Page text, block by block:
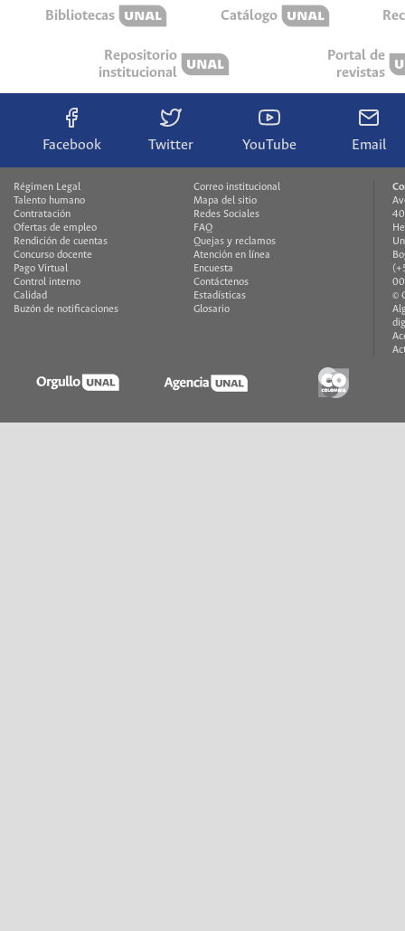
Bibliotecas Catálogo
Repositorio
institucional
Portal de
revistas
Facebook Twitter YouTube Email
Régimen Legal
Talento humano
Contratación
Ofertas de empleo
Rendición de cuentas
Concurso docente
Pago Virtual
Control interno
Calidad
Buzón de notificaciones
Correo institucional
Mapa del sitio
Redes Sociales
FAQ
Quejas y reclamos
Atención en línea
Encuesta
Contáctenos
Estadísticas
Glosario
©